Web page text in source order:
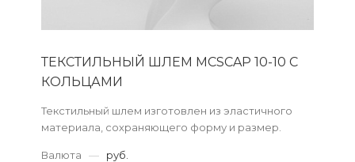
ТЕКСТИЛЬНЫЙ ШЛЕМ MCSCAP 10-10 С
КОЛЬЦАМИ
Текстильный шлем изготовлен из эластичного
материала, сохраняющего форму и размер.
Валюта — руб.